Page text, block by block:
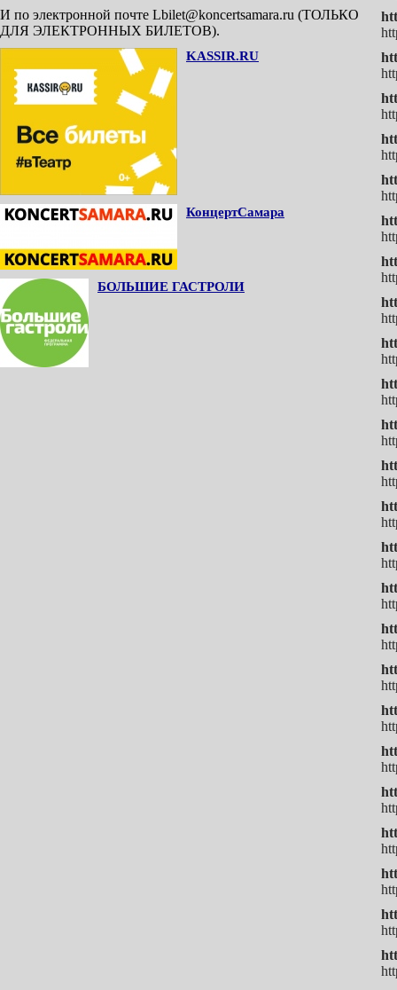
И по электронной почте Lbilet@koncertsamara.ru (ТОЛЬКО
ДЛЯ ЭЛЕКТРОННЫХ БИЛЕТОВ).
KASSIR.RU
КонцертСамара
БОЛЬШИЕ ГАСТРОЛИ